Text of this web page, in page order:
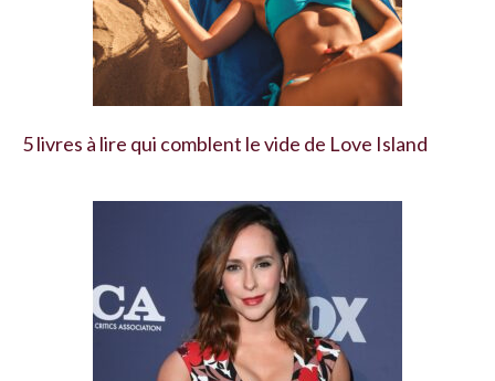
5 livres à lire qui comblent le vide de Love Island